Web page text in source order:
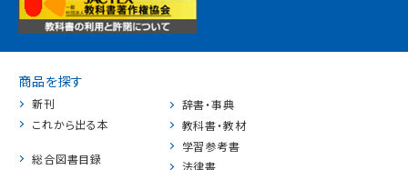
商品を探す
新刊
これから出る本
総合図書目録
辞書・事典
教科書・教材
学習参考書
法律書